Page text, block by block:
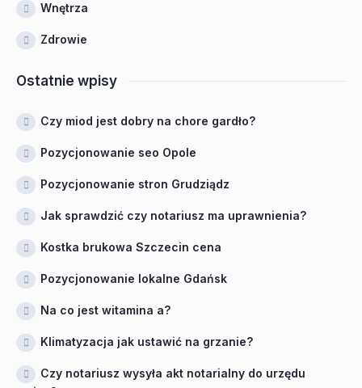
Wnętrza
Zdrowie
Ostatnie wpisy
Czy miod jest dobry na chore gardło?
Pozycjonowanie seo Opole
Pozycjonowanie stron Grudziądz
Jak sprawdzić czy notariusz ma uprawnienia?
Kostka brukowa Szczecin cena
Pozycjonowanie lokalne Gdańsk
Na co jest witamina a?
Klimatyzacja jak ustawić na grzanie?
Czy notariusz wysyła akt notarialny do urzędu